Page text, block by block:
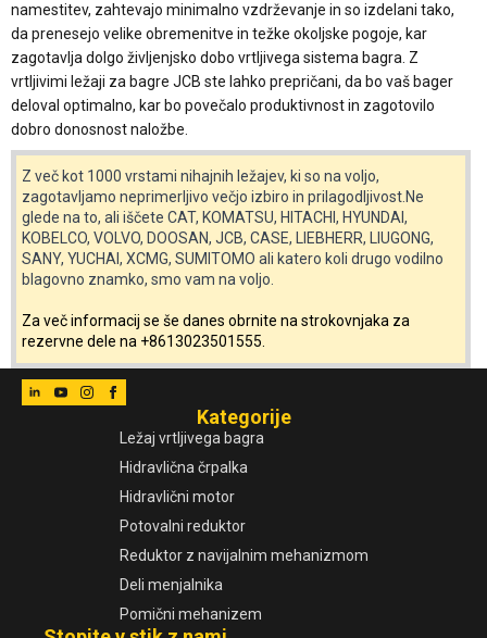
namestitev, zahtevajo minimalno vzdrževanje in so izdelani tako,
da prenesejo velike obremenitve in težke okoljske pogoje, kar
zagotavlja dolgo življenjsko dobo vrtljivega sistema bagra. Z
vrtljivimi ležaji za bagre JCB ste lahko prepričani, da bo vaš bager
deloval optimalno, kar bo povečalo produktivnost in zagotovilo
dobro donosnost naložbe.
Z več kot 1000 vrstami nihajnih ležajev, ki so na voljo,
zagotavljamo neprimerljivo večjo izbiro in prilagodljivost.Ne
glede na to, ali iščete CAT, KOMATSU, HITACHI, HYUNDAI,
KOBELCO, VOLVO, DOOSAN, JCB, CASE, LIEBHERR, LIUGONG,
SANY, YUCHAI, XCMG, SUMITOMO ali katero koli drugo vodilno
blagovno znamko, smo vam na voljo.
Za več informacij se še danes obrnite na strokovnjaka za
rezervne dele na +8613023501555.
Kategorije
Ležaj vrtljivega bagra
Hidravlična črpalka
Hidravlični motor
Potovalni reduktor
Reduktor z navijalnim mehanizmom
Deli menjalnika
Pomični mehanizem